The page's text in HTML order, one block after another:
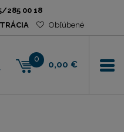
285 00 18
Obľúbené
0
0,00 €